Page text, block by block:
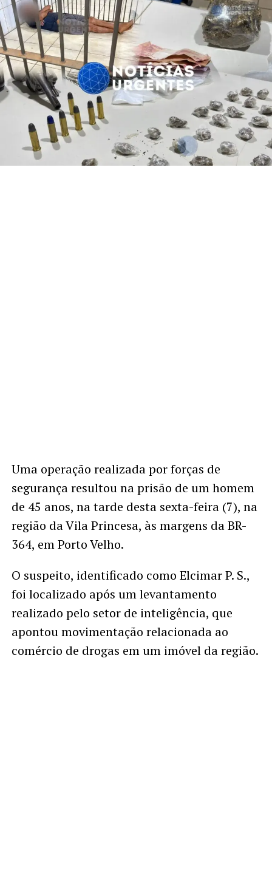
Uma operação realizada por forças de
segurança resultou na prisão de um homem
de 45 anos, na tarde desta sexta-feira (7), na
região da Vila Princesa, às margens da BR-
364, em Porto Velho.
O suspeito, identificado como Elcimar P. S.,
foi localizado após um levantamento
realizado pelo setor de inteligência, que
apontou movimentação relacionada ao
comércio de drogas em um imóvel da região.